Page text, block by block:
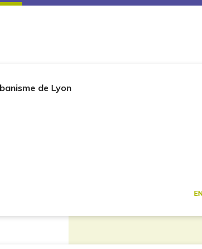
de Lyon